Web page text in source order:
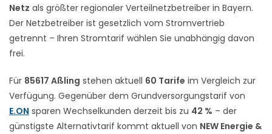
Netz als größter regionaler Verteilnetzbetreiber in Bayern.
Der Netzbetreiber ist gesetzlich vom Stromvertrieb
getrennt – Ihren Stromtarif wählen Sie unabhängig davon
frei.
Für 85617 Aßling stehen aktuell 60 Tarife im Vergleich zur
Verfügung. Gegenüber dem Grundversorgungstarif von
E.ON sparen Wechselkunden derzeit bis zu 42 % – der
günstigste Alternativtarif kommt aktuell von NEW Energie &